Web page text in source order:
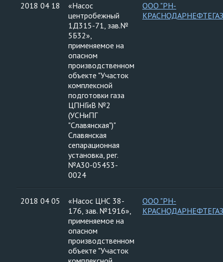
2018 04 18
«Насос
центробежный
1Д315-71, зав.№
5Б32»,
применяемое на
опасном
производственном
объекте "Участок
комплексной
подготовки газа
ЦПНГиВ №2
(УСНиПГ
"Славянская")"
Славянская
сепарационная
установка, рег.
№А30-05453-
0024
ООО "РН-
2018 04 05
«Насос ЦНС 38-
176, зав. №1916»,
применяемое на
опасном
производственном
объекте "Участок
ООО "РН-